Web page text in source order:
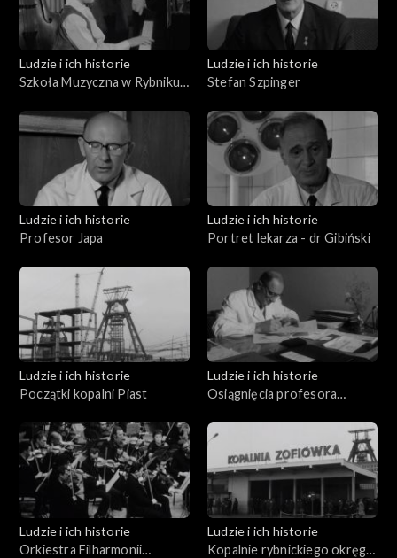
Ludzie i ich historie
Szkoła Muzyczna w Rybniku
Szafranków
Ludzie i ich historie
Stefan Szpinger
Ludzie i ich historie
Profesor Japa
Ludzie i ich historie
Portret lekarza - dr Gibiński
Ludzie i ich historie
Początki kopalni Piast
Ludzie i ich historie
Osiągnięcia profesora
Ludzie i ich historie
Orkiestra Filharmonii
Ludzie i ich historie
Kopalnie rybnickiego okręgu